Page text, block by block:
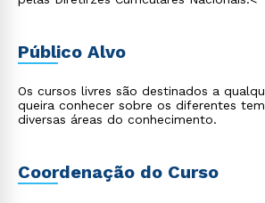
Público Alvo
Os cursos livres são destinados a
queira conhecer sobre os diferentes
diversas áreas do conhecimento.
Coordenação do Curso